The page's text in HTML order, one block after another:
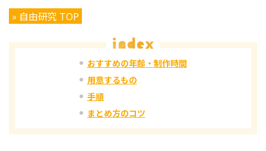
» 自由研究 TOP
おすすめの年齢・制作時間
用意するもの
手順
まとめ方のコツ